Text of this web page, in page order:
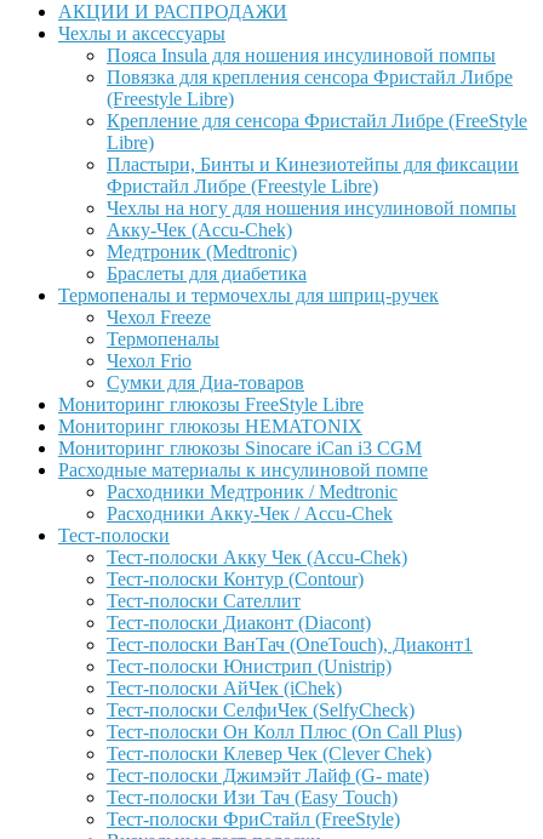
АКЦИИ И РАСПРОДАЖИ
Чехлы и аксессуары
Пояса Insula для ношения инсулиновой помпы
Повязка для крепления сенсора Фристайл Либре
(Freestyle Libre)
Крепление для сенсора Фристайл Либре (FreeStyle
Libre)
Пластыри, Бинты и Кинезиотейпы для фиксации
Фристайл Либре (Freestyle Libre)
Чехлы на ногу для ношения инсулиновой помпы
Акку-Чек (Accu-Chek)
Медтроник (Medtronic)
Браслеты для диабетика
Термопеналы и термочехлы для шприц-ручек
Чехол Freeze
Термопеналы
Чехол Frio
Сумки для Диа-товаров
Мониторинг глюкозы FreeStyle Libre
Мониторинг глюкозы HEMATONIX
Мониторинг глюкозы Sinocare iCan i3 CGM
Расходные материалы к инсулиновой помпе
Расходники Медтроник / Medtronic
Расходники Акку-Чек / Accu-Chek
Тест-полоски
Тест-полоски Акку Чек (Accu-Chek)
Тест-полоски Контур (Contour)
Тест-полоски Сателлит
Тест-полоски Диаконт (Diacont)
Тест-полоски ВанТач (OneTouch), Диаконт1
Тест-полоски Юнистрип (Unistrip)
Тест-полоски АйЧек (iChek)
Тест-полоски СелфиЧек (SelfyCheck)
Тест-полоски Он Колл Плюс (On Call Plus)
Тест-полоски Клевер Чек (Clever Chek)
Тест-полоски Джимэйт Лайф (G- mate)
Тест-полоски Изи Тач (Easy Touch)
Тест-полоски ФриCтайл (FreeStyle)